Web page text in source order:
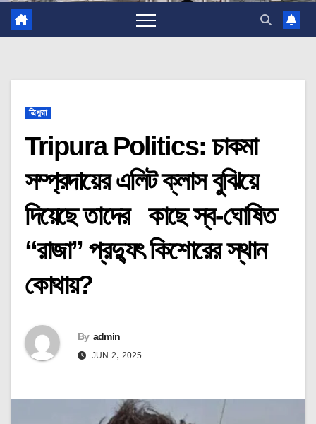
ত্রিপুরা
Tripura Politics: চাকমা
সম্প্রদায়ের এলিট ক্লাস বুঝিয়ে
দিয়েছে তাদের কাছে স্ব-ঘোষিত
“রাজা” প্রদ্যুৎ কিশোরের স্থান
কোথায়?
By admin
JUN 2, 2025